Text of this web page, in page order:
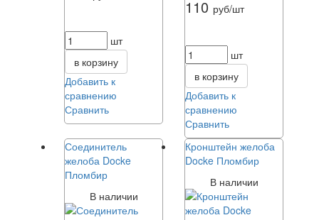
шт
в корзину
Добавить к
сравнению
Сравнить
110 руб/шт
шт
в корзину
Добавить к
сравнению
Сравнить
Соединитель
желоба Docke
Пломбир
В наличии
Кронштейн желоба
Docke Пломбир
В наличии